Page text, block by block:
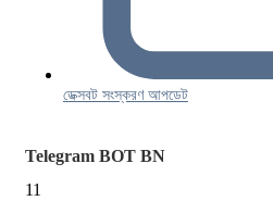
ডেক্সবট সংস্করণ আপডেট
Telegram BOT BN
11